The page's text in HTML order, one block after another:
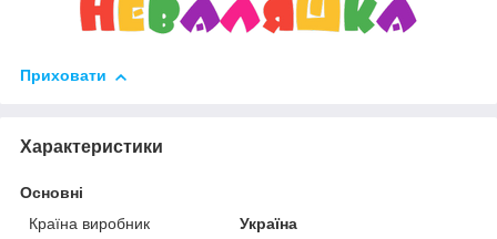
Приховати
Характеристики
Основні
Країна виробник
Україна